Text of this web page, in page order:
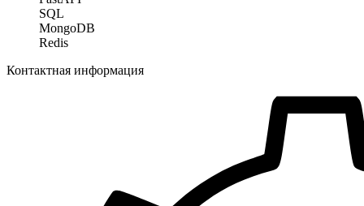
SQL
MongoDB
Redis
Контактная информация